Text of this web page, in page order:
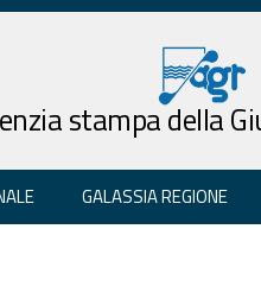
stampa della
GALASSIA REGIONE